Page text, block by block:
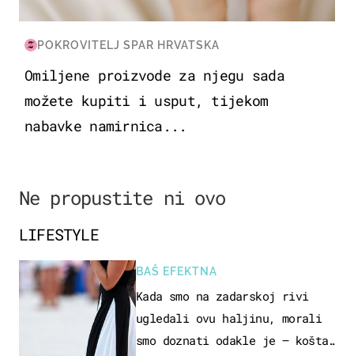
POKROVITELJ SPAR HRVATSKA
Omiljene proizvode za njegu sada
možete kupiti i usput, tijekom
nabavke namirnica...
Ne propustite ni ovo
LIFESTYLE
BAŠ EFEKTNA
Kada smo na zadarskoj rivi
ugledali ovu haljinu, morali
smo doznati odakle je – košta